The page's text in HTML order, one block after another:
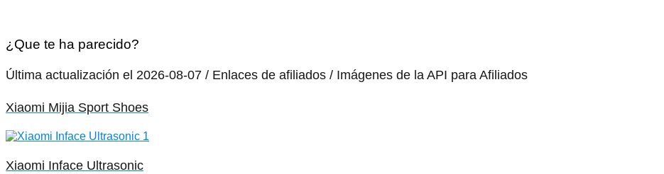
¿Que te ha parecido?
Última actualización el 2026-08-07 / Enlaces de afiliados / Imágenes de la API para Afiliados
Xiaomi Mijia Sport Shoes
Xiaomi Inface Ultrasonic